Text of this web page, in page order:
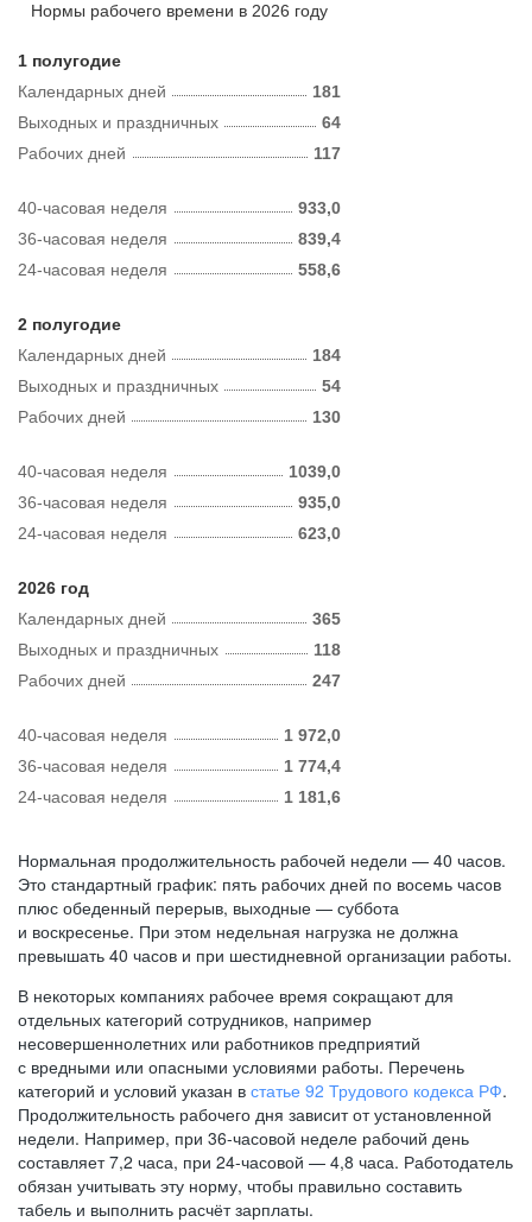
Нормы рабочего времени в 2026 году
1 полугодие
Календарных дней
181
Рабочих дней 117
Выходных и праздничных 64
40-часовая неделя
933,0
36-часовая неделя
839,4
24-часовая неделя
558,6
2 полугодие
Календарных дней
184
Рабочих дней 130
Выходных и праздничных 54
40-часовая неделя
1039,0
36-часовая неделя
935,0
24-часовая неделя
623,0
2026 год
Календарных дней
365
Рабочих дней 247
Выходных и праздничных 118
40-часовая неделя
1 972,0
36-часовая неделя
1 774,4
24-часовая неделя
1 181,6
Нормальная продолжительность рабочей недели — 40 часов.
Это стандартный график: пять рабочих дней по восемь часов
плюс обеденный перерыв, выходные — суббота
и воскресенье. При этом недельная нагрузка не должна
превышать 40 часов и при шестидневной организации работы.
В некоторых компаниях рабочее время сокращают для
отдельных категорий сотрудников, например
несовершеннолетних или работников предприятий
с вредными или опасными условиями работы. Перечень
категорий и условий указан в статье 92 Трудового кодекса РФ.
Продолжительность рабочего дня зависит от установленной
недели. Например, при 36-часовой неделе рабочий день
составляет 7,2 часа, при 24-часовой — 4,8 часа. Работодатель
обязан учитывать эту норму, чтобы правильно составить
табель и выполнить расчёт зарплаты.